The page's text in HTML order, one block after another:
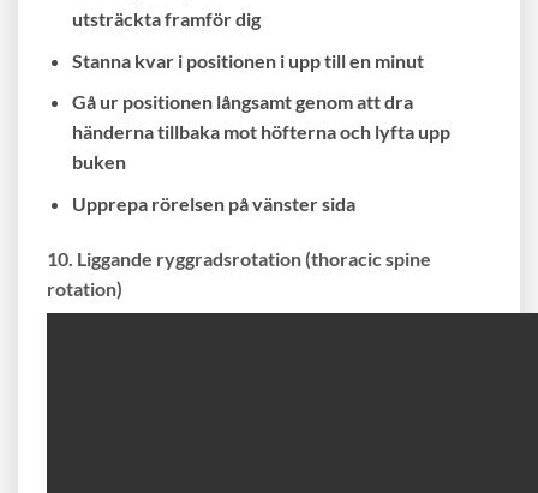
utsträckta framför dig
Stanna kvar i positionen i upp till en minut
Gå ur positionen långsamt genom att dra
händerna tillbaka mot höfterna och lyfta upp
buken
Upprepa rörelsen på vänster sida
10. Liggande ryggradsrotation (thoracic spine
rotation)